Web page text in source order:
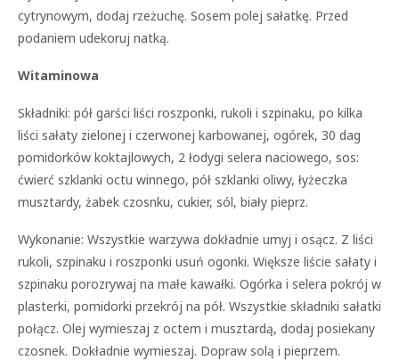
cytrynowym, dodaj rzeżuchę. Sosem polej sałatkę. Przed
podaniem udekoruj natką.
Witaminowa
Składniki: pół garści liści roszponki, rukoli i szpinaku, po kilka
liści sałaty zielonej i czerwonej karbowanej, ogórek, 30 dag
pomidorków koktajlowych, 2 łodygi selera naciowego, sos:
ćwierć szklanki octu winnego, pół szklanki oliwy, łyżeczka
musztardy, żabek czosnku, cukier, sól, biały pieprz.
Wykonanie: Wszystkie warzywa dokładnie umyj i osącz. Z liści
rukoli, szpinaku i roszponki usuń ogonki. Większe liście sałaty i
szpinaku porozrywaj na małe kawałki. Ogórka i selera pokrój w
plasterki, pomidorki przekrój na pół. Wszystkie składniki sałatki
połącz. Olej wymieszaj z octem i musztardą, dodaj posiekany
czosnek. Dokładnie wymieszaj. Dopraw solą i pieprzem.